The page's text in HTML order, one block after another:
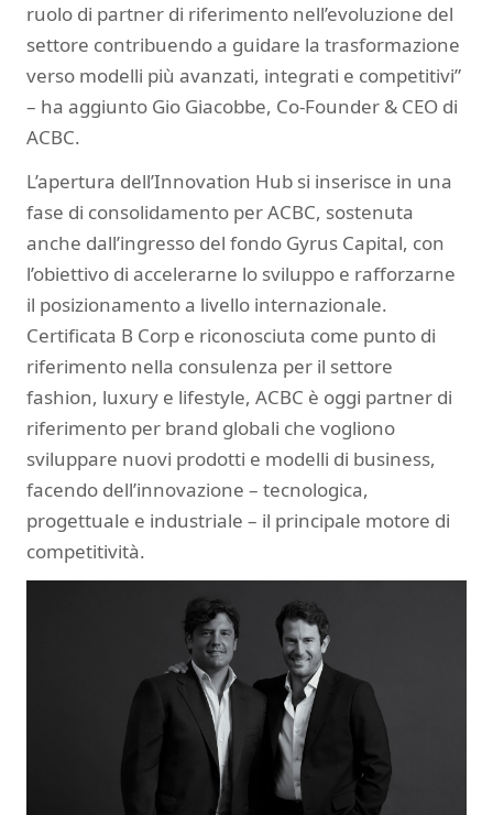
ruolo di partner di riferimento nell’evoluzione del
settore contribuendo a guidare la trasformazione
verso modelli più avanzati, integrati e competitivi”
– ha aggiunto Gio Giacobbe, Co-Founder & CEO di
ACBC.
L’apertura dell’Innovation Hub si inserisce in una
fase di consolidamento per ACBC, sostenuta
anche dall’ingresso del fondo Gyrus Capital, con
l’obiettivo di accelerarne lo sviluppo e rafforzarne
il posizionamento a livello internazionale.
Certificata B Corp e riconosciuta come punto di
riferimento nella consulenza per il settore
fashion, luxury e lifestyle, ACBC è oggi partner di
riferimento per brand globali che vogliono
sviluppare nuovi prodotti e modelli di business,
facendo dell’innovazione – tecnologica,
progettuale e industriale – il principale motore di
competitività.